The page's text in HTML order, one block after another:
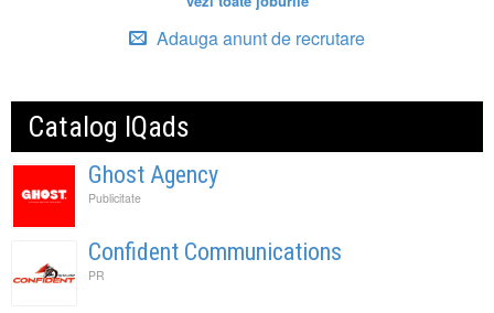
Adauga anunt de recrutare
Catalog IQads
Ghost Agency
Publicitate
Confident Communications
PR